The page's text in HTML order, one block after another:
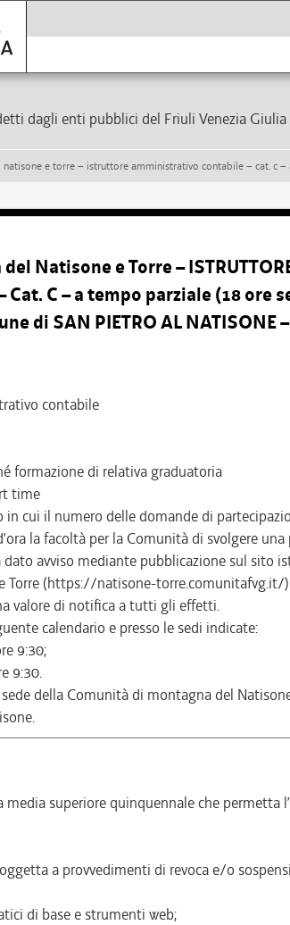
dagli enti pubblici del Friuli Venezia Giulia
contabile – cat. c – a tempo parziale (18 ore settimanali) e indeterminato – presso il comune di san pietro al
Natisone e Torre –
Cat. C – a tempo parziale (18 ore
di SAN PIETRO AL NATISONE –
contabile
formazione di relativa graduatoria
time
in cui il numero delle domande di
la facoltà per la Comunità di svolgere una
dato avviso mediante pubblicazione sul sito
Torre (https://natisone-torre.comunitafvg.it/)
valore di notifica a tutti gli effetti.
calendario e presso le sedi indicate:
9:30;
9:30.
della Comunità di montagna del
superiore quinquennale che permetta
a provvedimenti di revoca e/o
di base e strumenti web;